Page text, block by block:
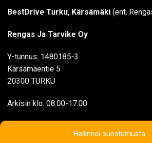
Hallinnoi suostumusta
BestDrive Turku, Kärsämäki (ent.
Rengas Ja Tarvike Oy
Y-tunnus: 1480185-3
Kärsämäentie 5
20300 TURKU
Arkisin klo. 08.00-17.00